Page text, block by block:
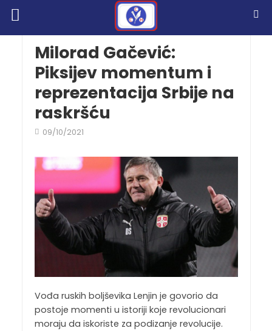
Milorad Gačević:
Piksijev momentum i
reprezentacija Srbije na
raskršću
09/10/2021
Vođa ruskih boljševika Lenjin je govorio da
postoje momenti u istoriji koje revolucionari
moraju da iskoriste za podizanje revolucije.